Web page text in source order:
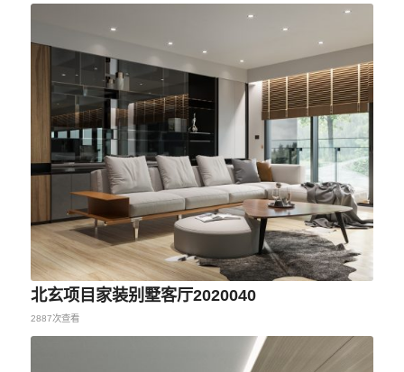
北玄项目家装别墅客厅2020040
2887次查看